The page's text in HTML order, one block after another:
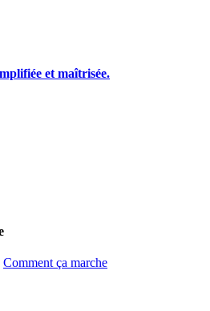
et maîtrisée.
Comment ça marche